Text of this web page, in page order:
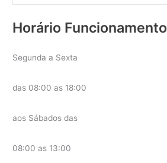
Horário Funcionamento
Segunda a Sexta
das 08:00 as 18:00
aos Sábados das
08:00 as 13:00